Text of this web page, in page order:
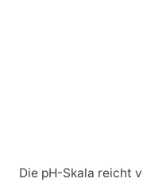
Die pH-Skala reicht